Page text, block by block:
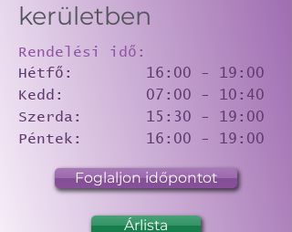
kerületben
Rendelési idő:
Hétfő: 16:00 - 19:00
Kedd: 07:00 - 10:40
Szerda: 15:30 - 19:00
Péntek: 16:00 - 19:00
Foglaljon időpontot
Árlista